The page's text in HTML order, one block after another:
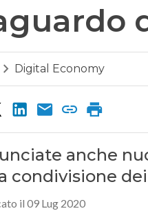
Digital Economy
anche
condivisione
il 09 Lug 2020